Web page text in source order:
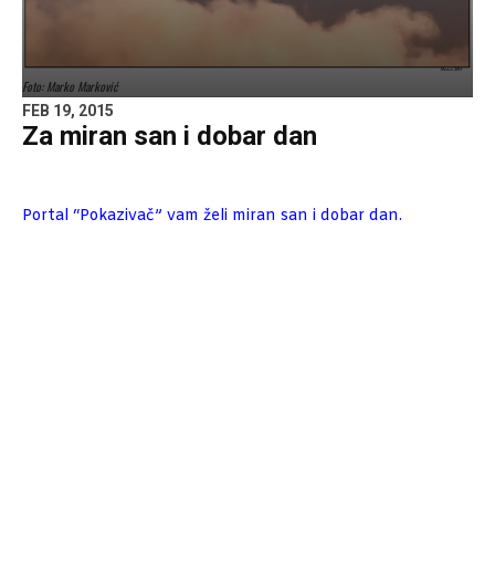
Foto: Marko Marković
FEB 19, 2015
Za miran san i dobar dan
Portal “Pokazivač” vam želi miran san i dobar dan.